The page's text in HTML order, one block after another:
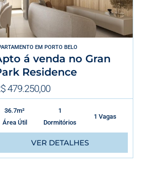
EM PORTO BELO
á venda no Gran
Residence
479.250,00
36.7m²
Área Útil
1
Dormitórios
1 Vagas
VER DETALHES